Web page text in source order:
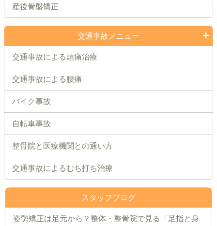
産後骨盤矯正
交通事故メニュー
交通事故による頭痛治療
交通事故による腰痛
バイク事故
自転車事故
整骨院と医療機関との通い方
交通事故によるむち打ち治療
スタッフブログ
姿勢矯正は足元から？整体・整骨院で見る「足指と身